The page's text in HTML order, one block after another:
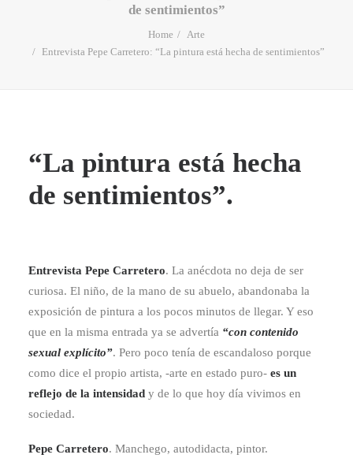
de sentimientos”
Home
Arte
Entrevista Pepe Carretero: “La pintura está hecha de sentimientos”
“La pintura está hecha
de sentimientos”.
Entrevista Pepe Carretero. La anécdota no deja de ser
curiosa. El niño, de la mano de su abuelo, abandonaba la
exposición de pintura a los pocos minutos de llegar. Y eso
que en la misma entrada ya se advertía “con contenido
sexual explícito”. Pero poco tenía de escandaloso porque
como dice el propio artista, -arte en estado puro- es un
reflejo de la intensidad y de lo que hoy día vivimos en
sociedad.
Pepe Carretero. Manchego, autodidacta, pintor.